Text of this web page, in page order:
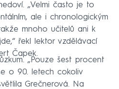
„Velmi často je to
ale i chronologickým
mnoho učitelů ani k
řekl lektor vzdělávací
Čapek.
„Pouze šest procent
o 90. letech cokoliv
Grečnerová. Na